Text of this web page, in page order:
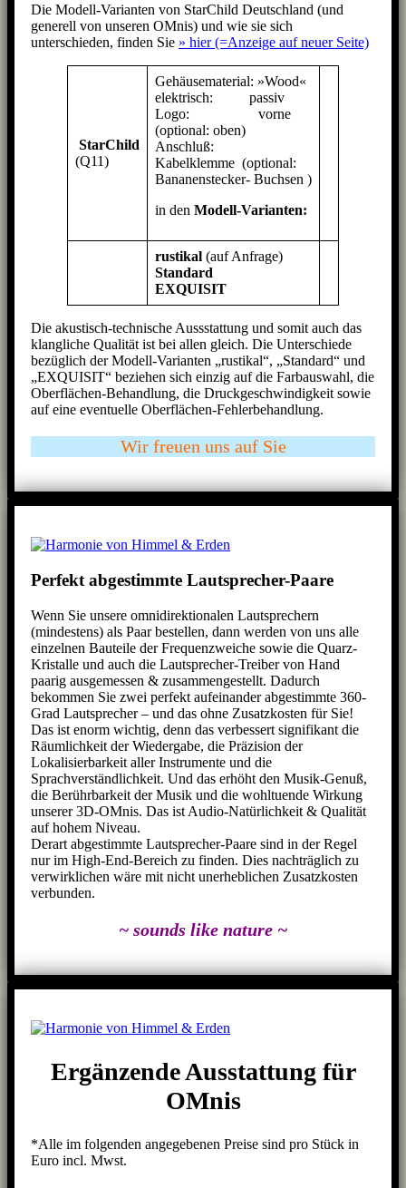
Die Modell-Varianten von StarChild Deutschland (und
generell von unseren OMnis) und wie sie sich
unterschieden, finden Sie » hier (=Anzeige auf neuer Seite)
StarChild
(Q11)
Gehäusematerial: »Wood«
elektrisch: passiv
Logo: vorne
(optional: oben)
Anschluß:
Kabelklemme (optional:
Bananenstecker- Buchsen )
in den Modell-Varianten:
rustikal (auf Anfrage)
Standard
EXQUISIT
Die akustisch-technische Aussstattung und somit auch das
klangliche Qualität ist bei allen gleich. Die Unterschiede
bezüglich der Modell-Varianten „rustikal“, „Standard“ und
„EXQUISIT“ beziehen sich einzig auf die Farbauswahl, die
Oberflächen-Behandlung, die Druckgeschwindigkeit sowie
auf eine eventuelle Oberflächen-Fehlerbehandlung.
Wir freuen uns auf Sie
Perfekt abgestimmte Lautsprecher-Paare
Wenn Sie unsere omnidirektionalen Lautsprechern
(mindestens) als Paar bestellen, dann werden von uns alle
einzelnen Bauteile der Frequenzweiche sowie die Quarz-
Kristalle und auch die Lautsprecher-Treiber von Hand
paarig ausgemessen & zusammengestellt. Dadurch
bekommen Sie zwei perfekt aufeinander abgestimmte 360-
Grad Lautsprecher – und das ohne Zusatzkosten für Sie!
Das ist enorm wichtig, denn das verbessert signifikant die
Räumlichkeit der Wiedergabe, die Präzision der
Lokalisierbarkeit aller Instrumente und die
Sprachverständlichkeit. Und das erhöht den Musik-Genuß,
die Berührbarkeit der Musik und die wohltuende Wirkung
unserer 3D-OMnis. Das ist Audio-Natürlichkeit & Qualität
auf hohem Niveau.
Derart abgestimmte Lautsprecher-Paare sind in der Regel
nur im High-End-Bereich zu finden. Dies nachträglich zu
verwirklichen wäre mit nicht unerheblichen Zusatzkosten
verbunden.
~ sounds like nature ~
Ergänzende Ausstattung für
OMnis
*Alle im folgenden angegebenen Preise sind pro Stück in
Euro incl. Mwst.